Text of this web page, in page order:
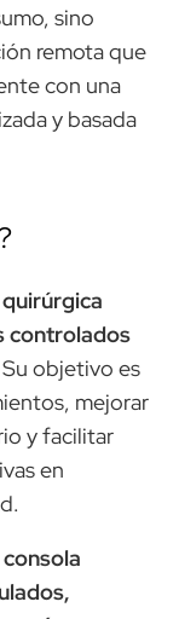
sino
remota que
con una
y basada
controlados
Su objetivo es
mejorar
y facilitar
en